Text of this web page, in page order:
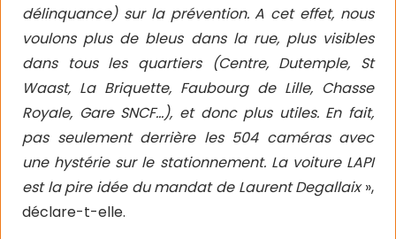
délinquance) sur la prévention. A cet effet, nous
voulons plus de bleus dans la rue, plus visibles
dans tous les quartiers (Centre, Dutemple, St
Waast, La Briquette, Faubourg de Lille, Chasse
Royale, Gare SNCF…), et donc plus utiles. En fait,
pas seulement derrière les 504 caméras avec
une hystérie sur le stationnement. La voiture LAPI
est la pire idée du mandat de Laurent Degallaix»,
déclare-t-elle.